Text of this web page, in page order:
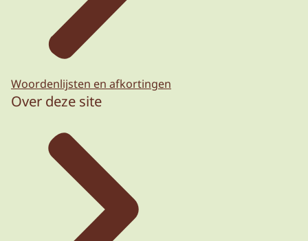
Woordenlijsten en afkortingen
Over deze site